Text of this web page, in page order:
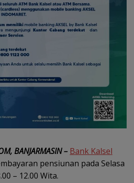
BANJARMASIN – Bank Kalsel
pensiunan pada Selasa
– 12.00 Wita.